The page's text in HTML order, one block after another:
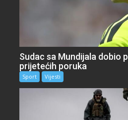
Sudac sa Mundijala dobio
prijetećih poruka
Sport Vijesti